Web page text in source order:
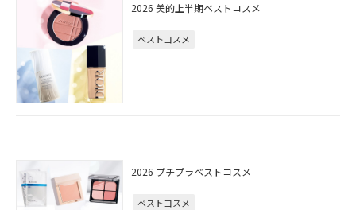
2026 美的上半期ベストコスメ
ベストコスメ
2026 プチプラベストコスメ
ベストコスメ